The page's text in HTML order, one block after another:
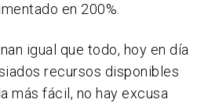
en 200%.
igual que todo, hoy en día
recursos disponibles
más fácil, no hay excusa